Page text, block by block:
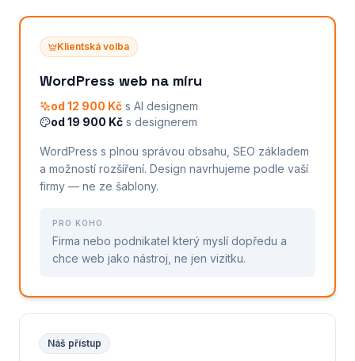
Klientská volba
WordPress web na míru
od 12 900 Kč s AI designem
od 19 900 Kč s designerem
WordPress s plnou správou obsahu, SEO základem
a možností rozšíření. Design navrhujeme podle vaší
firmy — ne ze šablony.
PRO KOHO
Firma nebo podnikatel který myslí dopředu a
chce web jako nástroj, ne jen vizitku.
Náš přístup